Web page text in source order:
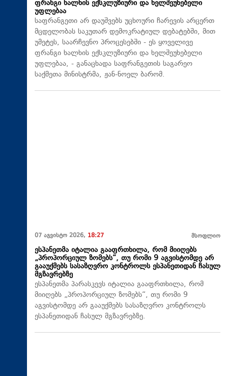
ფრანგი ხალხის ექსკლუზიური და ხელშეუხებელი
უფლებაა
საფრანგეთი არ დაუშვებს უცხოური ჩარევის არცერთ
მცდელობას საკუთარ დემოკრატიულ დებატებში, მით
უმეტეს, საარჩევნო პროცესებში - ეს ყოველივე
ფრანგი ხალხის ექსკლუზიური და ხელშეუხებელი
უფლებაა, - განაცხადა საფრანგეთის საგარეო
საქმეთა მინისტრმა, ჟან-ნოელ ბარომ.
07 აგვისტო 2026, 18:27 მსოფლიო
ესპანეთმა იტალია გააფრთხილა, რომ მიიღებს
„პროპორციულ ზომებს“, თუ რომი 9 აგვისტომდე არ
გააუქმებს სასაზღვრო კონტროლს ესპანეთიდან ჩასულ
მგზავრებზე
ესპანეთმა პარასკევს იტალია გააფრთხილა, რომ
მიიღებს „პროპორციულ ზომებს“, თუ რომი 9
აგვისტომდე არ გააუქმებს სასაზღვრო კონტროლს
ესპანეთიდან ჩასულ მგზავრებზე.